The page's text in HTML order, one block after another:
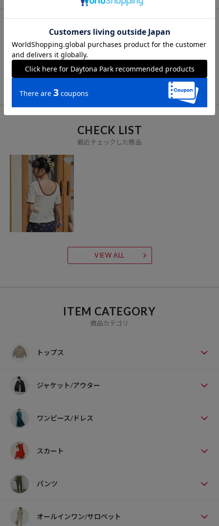
FOR YOU
あなたにおすすめのアイテム
VIEW ALL
CHECK LIST
最近チェックした商品
VIEW ALL
ITEM CATEGORY
商品カテゴリ
トップス
ジャケット/アウター
ワンピース/ドレス
スカート
パンツ
オールインワン/サロペット